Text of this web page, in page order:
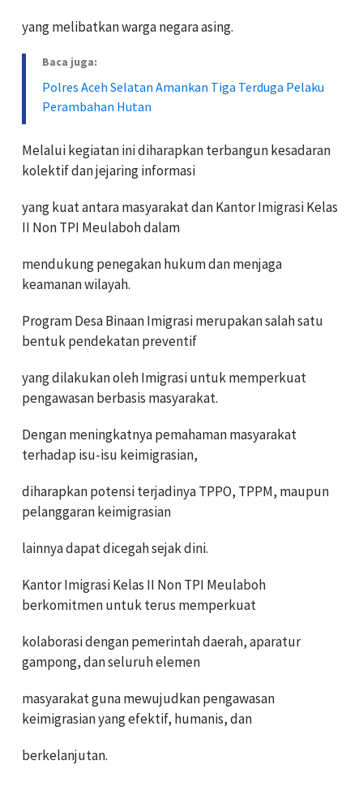
yang melibatkan warga negara asing.
Baca juga:
Polres Aceh Selatan Amankan Tiga Terduga Pelaku
Perambahan Hutan
Melalui kegiatan ini diharapkan terbangun kesadaran
kolektif dan jejaring informasi
yang kuat antara masyarakat dan Kantor Imigrasi Kelas
II Non TPI Meulaboh dalam
mendukung penegakan hukum dan menjaga
keamanan wilayah.
Program Desa Binaan Imigrasi merupakan salah satu
bentuk pendekatan preventif
yang dilakukan oleh Imigrasi untuk memperkuat
pengawasan berbasis masyarakat.
Dengan meningkatnya pemahaman masyarakat
terhadap isu-isu keimigrasian,
diharapkan potensi terjadinya TPPO, TPPM, maupun
pelanggaran keimigrasian
lainnya dapat dicegah sejak dini.
Kantor Imigrasi Kelas II Non TPI Meulaboh
berkomitmen untuk terus memperkuat
kolaborasi dengan pemerintah daerah, aparatur
gampong, dan seluruh elemen
masyarakat guna mewujudkan pengawasan
keimigrasian yang efektif, humanis, dan
berkelanjutan.